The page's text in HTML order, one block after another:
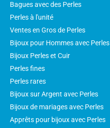
Bagues avec des Perles
Perles à l'unité
Ventes en Gros de Perles
Bijoux pour Hommes avec Perles
Bijoux Perles et Cuir
Perles fines
Perles rares
Bijoux sur Argent avec Perles
Bijoux de mariages avec Perles
Apprêts pour bijoux avec Perles